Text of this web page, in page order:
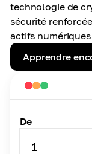
technologie de
sécurité
actifs
Apprendre
De
1